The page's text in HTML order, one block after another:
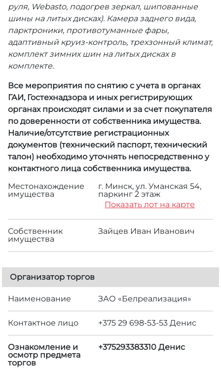
руля, Webasto, подогрев зеркал, шипованные
шины на литых дисках). Камера заднего вида,
парктроники, противотуманные фары,
адаптивный круиз-контроль, трехзонный климат,
комплект зимних шин на литых дисках в
комплекте.
Все мероприятия по снятию с учета в органах
ГАИ, Гостехнадзора и иных регистрирующих
органах происходят силами и за счет покупателя
по доверенности от собственника имущества.
Наличие/отсутствие регистрационных
документов (технический паспорт, технический
талон) необходимо уточнять непосредственно у
контактного лица собственника имущества.
Местонахождение
имущества
г. Минск, ул. Уманская 54,
паркинг 2 этаж
Показать лот на карте
Собственник
имущества
Зайцев Иван Иванович
Организатор торгов
Наименование ЗАО «Белреализация»
Контактное лицо +375 29 698-53-53 Денис
Ознакомление и
осмотр предмета
торгов
+375293383310 Денис